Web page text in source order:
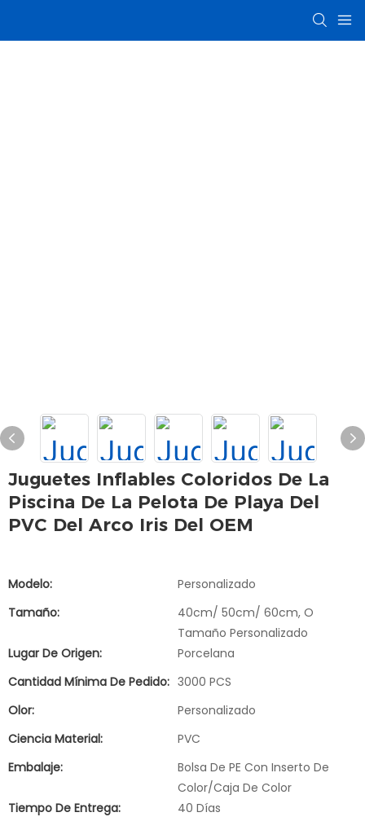
Juguetes Inflables Coloridos De La
Piscina De La Pelota De Playa Del
PVC Del Arco Iris Del OEM
Modelo:
Personalizado
Tamaño:
40cm/ 50cm/ 60cm, O
Tamaño Personalizado
Lugar De Origen:
Porcelana
Cantidad Mínima De Pedido: 3000 PCS
Olor:
Personalizado
Ciencia Material:
PVC
Embalaje:
Bolsa De PE Con Inserto De
Color/caja De Color
Tiempo De Entrega:
40 Días